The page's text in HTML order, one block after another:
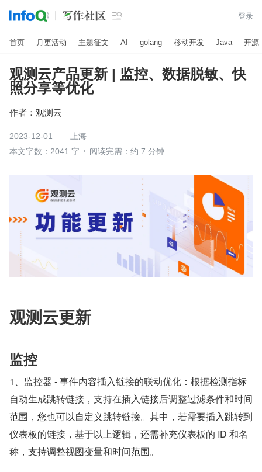
 登录
首页 月更活动 主题征文 AI golang 移动开发 Java 开源
观测云产品更新 | 监控、数据脱敏、快
照分享等优化
作者： 观测云
2023-12-01
上海
本文字数：2041 字
阅读完需：约 7 分钟
观测云更新
监控
1、监控器 - 事件内容插入链接的联动优化：根据检测指标
自动生成跳转链接，支持在插入链接后调整过滤条件和时间
范围，您也可以自定义跳转链接。其中，若需要插入跳转到
仪表板的链接，基于以上逻辑，还需补充仪表板的 ID 和名
称，支持调整视图变量和时间范围。